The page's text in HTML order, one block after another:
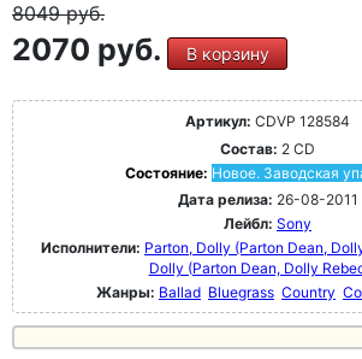
8049руб.
2070 руб. В корзину
Артикул: CDVP 128584
Состав: 2 CD
Состояние: Новое. Заводская
Дата релиза: 26-08-2011
Лейбл: Sony
Исполнители: Parton, Dolly (Parton Dean,
Dolly (Parton Dean, Dolly
Жанры: Ballad Bluegrass Country